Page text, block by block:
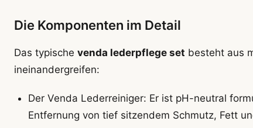
Die Komponenten im Detail
Das typische venda lederpflege set besteht aus
ineinandergreifen:
Der Venda Lederreiniger: Er ist pH-neutral
Entfernung von tief sitzendem Schmutz, Fett